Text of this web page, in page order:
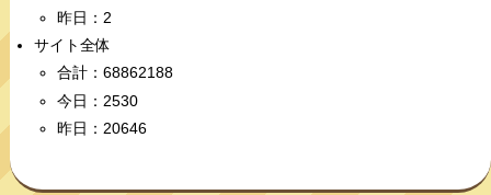
昨日：2
サイト全体
合計：68862188
今日：2530
昨日：20646